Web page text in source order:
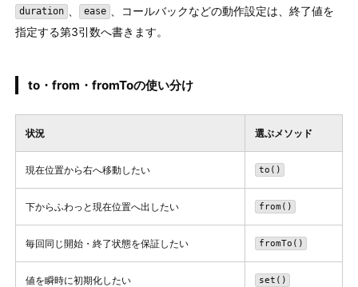
duration ease
、コールバックなどの動作設定は、終了値を
指定する第3引数へ書きます。
to・from・fromToの使い分け
状況 選ぶメソッド
現在位置から右へ移動したい to()
下からふわっと現在位置へ出したい from()
毎回同じ開始・終了状態を保証したい fromTo()
値を瞬時に初期化したい set()